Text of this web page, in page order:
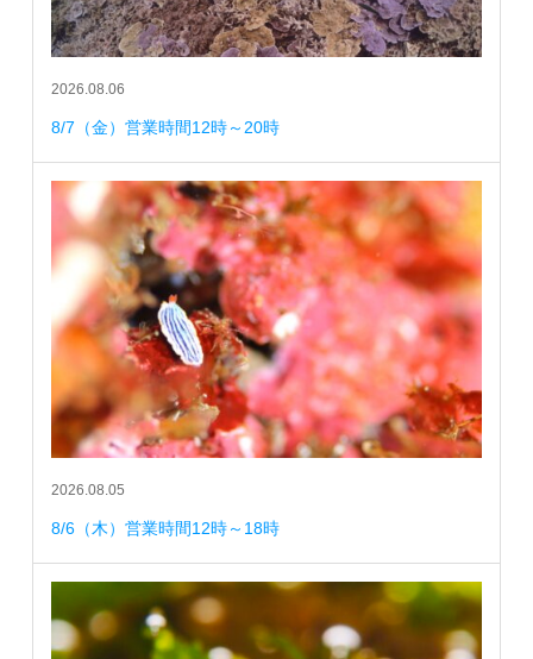
2026.08.06
8/7（金）営業時間12時～20時
2026.08.05
8/6（木）営業時間12時～18時